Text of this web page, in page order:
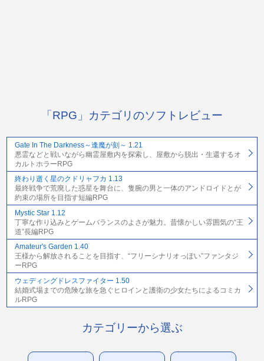
「RPG」カテゴリのソフトレビュー
Gate In The Darkness～逢魔が刻～ 1.21
悪霊などと戦いながら幽霊屋敷内を探索し、屋敷から脱出・生還するオ
カルトホラーRPG
終わり逝く星のクドリャフカ 1.13
最終戦争で荒廃した惑星を舞台に、隻腕の男と一体のアンドロイドとが
約束の場所を目指す短編RPG
Mystic Star 1.12
丁寧な作り込みとゲームバランスのよさが魅力。昔懐かしい雰囲気の“王
道”長編RPG
Amateur's Garden 1.40
王様から解放されることを目指す、“フリーシナリオっぽい”ファンタジ
ーRPG
ウェディングドレスファイター 1.50
結婚式場までの危険な旅を急ぐヒロインと護衛の少女たちによるコミカ
ルRPG
カテゴリーから選ぶ